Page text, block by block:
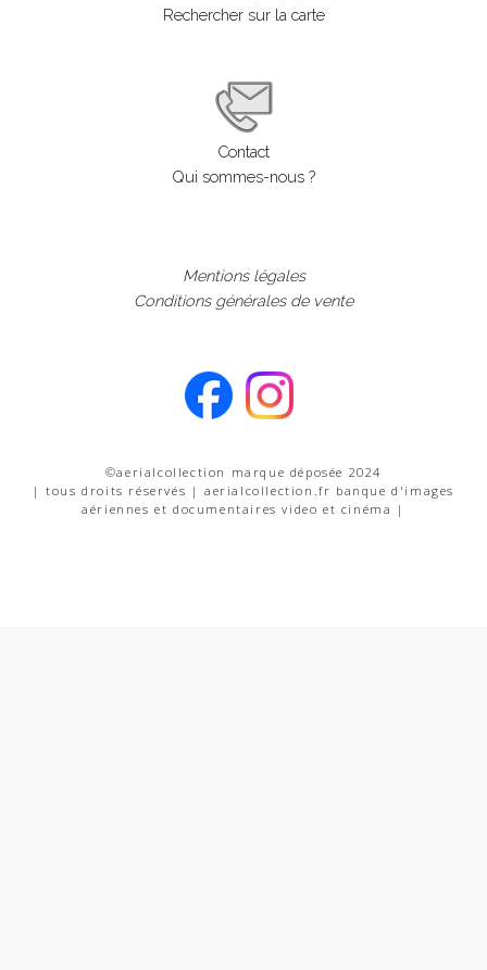
Rechercher sur la carte
Contact
Qui sommes-nous ?
Mentions légales
Conditions générales de vente
©aerialcollection marque déposée 2024
| tous droits réservés | aerialcollection.fr banque d'images
aériennes et documentaires video et cinéma |